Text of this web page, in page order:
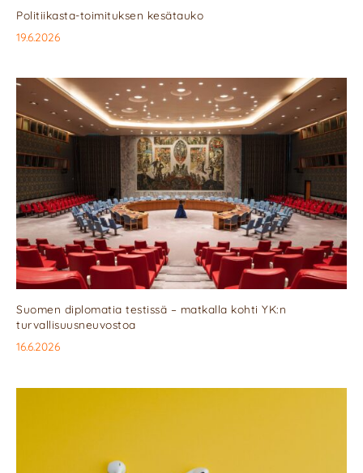
Politiikasta-toimituksen kesätauko
19.6.2026
Suomen diplomatia testissä – matkalla kohti YK:n
turvallisuusneuvostoa
16.6.2026